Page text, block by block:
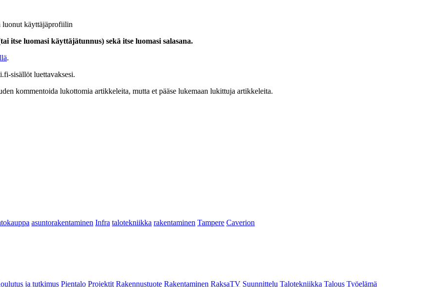
luonut käyttäjäprofiilin
itse luomasi käyttäjätunnus) sekä itse luomasi salasana.
.
sisällöt luettavaksesi.
kommentoida lukottomia artikkeleita, mutta et pääse lukemaan lukittuja artikkeleita.
asuntorakentaminen Infra talotekniikka rakentaminen Tampere Caverion
ja tutkimus Pientalo Projektit Rakennustuote Rakentaminen RaksaTV Suunnittelu Talotekniikka Talous Työelämä